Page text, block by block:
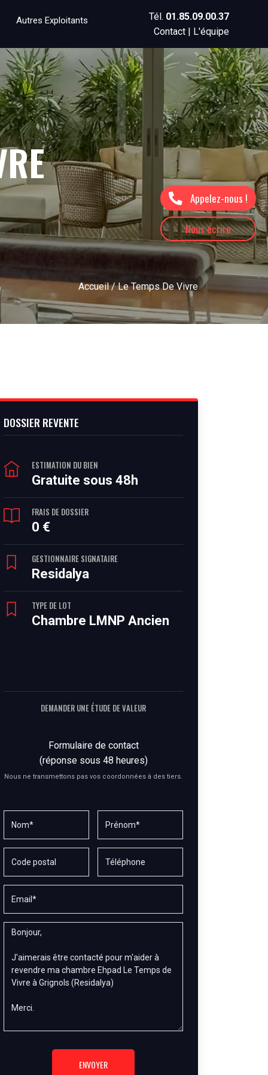
Appelez-nous !
Nous écrire
Autres Exploitants Tél. 01.85.09.00.37
Contact | L'équipe
Accueil/ Le Temps De Vivre
DOSSIER REVENTE
ESTIMATION DU BIEN
Gratuite sous 48h
FRAIS DE DOSSIER
0 €
GESTIONNAIRE SIGNATAIRE
Residalya
TYPE DE LOT
Chambre LMNP Ancien
DEMANDER UNE ÉTUDE DE VALEUR
Formulaire de contact
(réponse sous 48 heures)
Nous ne transmettons pas vos coordonnées à des tiers.
ENVOYER